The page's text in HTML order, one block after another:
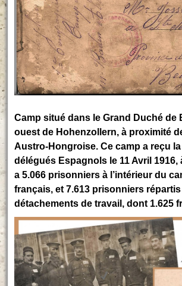
Camp situé dans le Grand Duché de
ouest de Hohenzollern, à proximité
Austro-Hongroise. Ce camp a reçu
délégués Espagnols le 11 Avril 1916,
a 5.066 prisonniers à l’intérieur du
français, et 7.613 prisonniers
détachements de travail, dont 1.625